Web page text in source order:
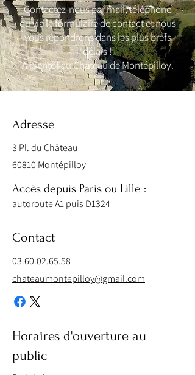
Contactez-nous par mail, téléphone
ou via le formulaire de contact et nous
vous répondrons dans les plus brefs
délais !
A bientôt au Château de Montépilloy.
Adresse
3 Pl. du Château
60810 Montépilloy
Accès depuis Paris ou Lille :
autoroute A1 puis D1324
Contact
03.60.02.65.58
chateaumontepilloy@gmail.com
Horaires d'ouverture au
public